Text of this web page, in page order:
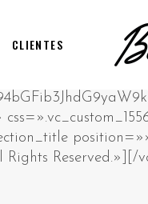
CLIENTES